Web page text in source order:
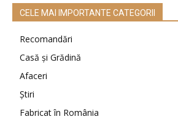
CELE MAI IMPORTANTE CATEGORII
Recomandări
Casă şi Grădină
Afaceri
Ştiri
Fabricat în România